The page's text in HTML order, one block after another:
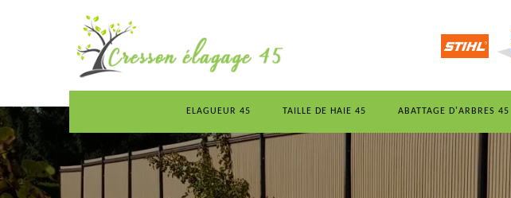
ELAGUEUR 45 TAILLE DE HAIE 45 ABATTAGE D'ARBRES 45